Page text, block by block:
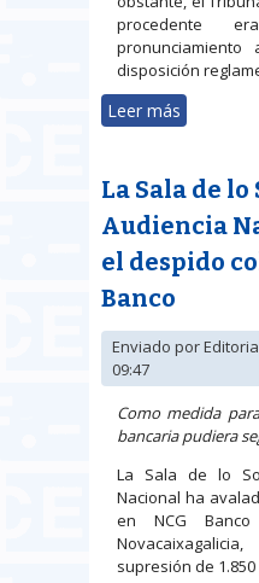
procedente
disposición
Leer más
externas:
La Sala de lo
Audiencia
el despido
Banco
Enviado por
09:47
Como medida
bancaria pudiera
La Sala de lo
Nacional ha
en NCG Banco
supresión de